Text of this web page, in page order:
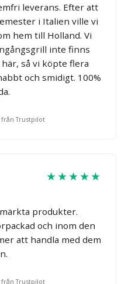
leverans. Efter att
i Italien ville vi
hem till Holland. Vi
inte finns
så vi köpte flera
och smidigt. 100%
Trustpilot
★★★★★
produkter.
och inom den
att handla med dem
Trustpilot